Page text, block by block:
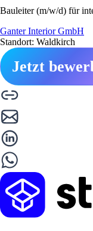
Bauleiter (m/w/d) für
Ganter Interior GmbH
Standort: Waldkirch
Jetzt